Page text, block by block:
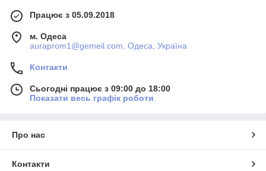
Працює з 05.09.2018
м. Одеса
auraprom1@gemeil.com, Одеса, Україна
Контакти
Сьогодні працює з 09:00 до 18:00
Показати весь графік роботи
Про нас
Контакти